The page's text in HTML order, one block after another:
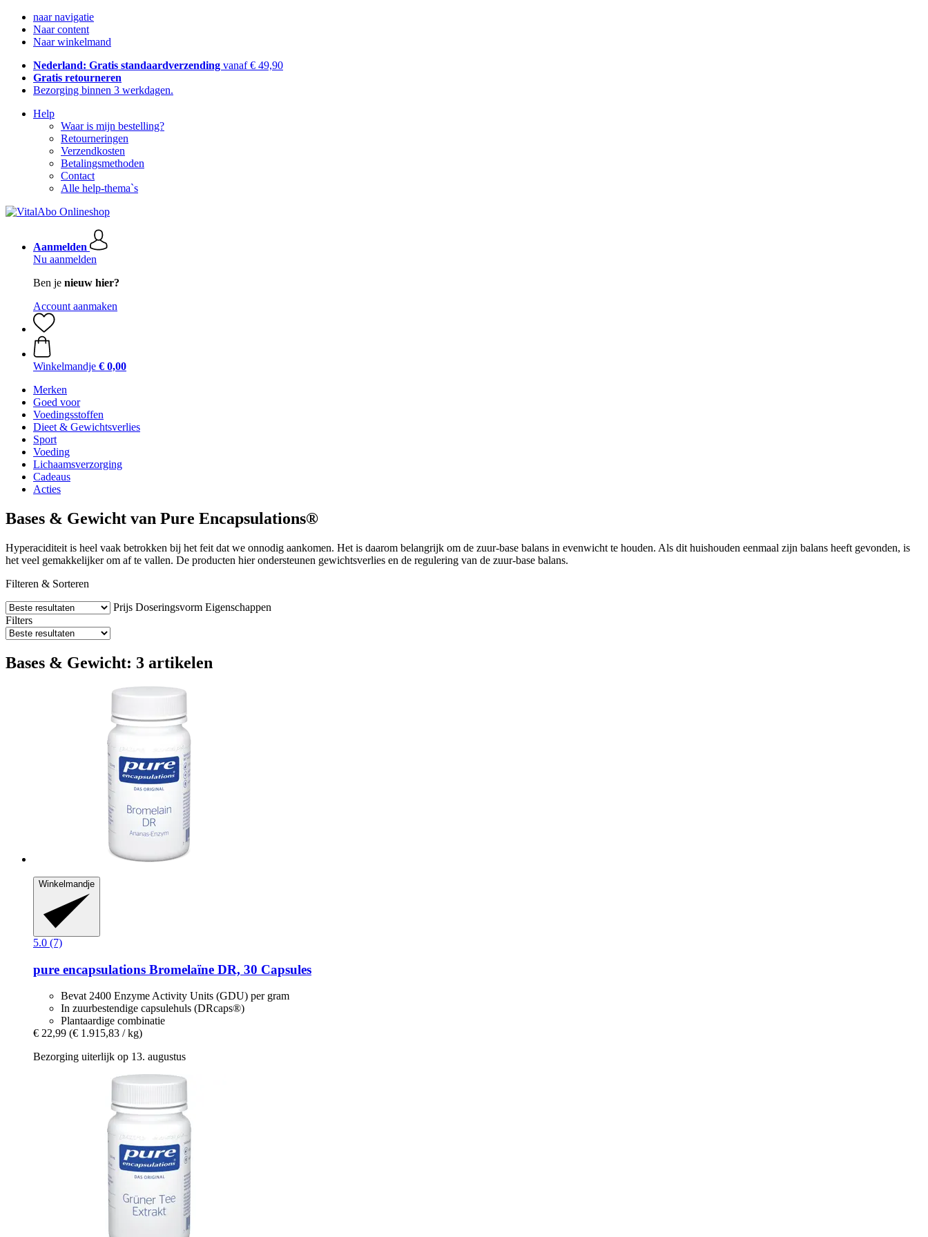
naar navigatie
Naar content
Naar winkelmand
Nederland: Gratis standaardverzending vanaf € 49,90
Gratis retourneren
Bezorging binnen 3 werkdagen.
Help
Waar is mijn bestelling?
Retourneringen
Verzendkosten
Betalingsmethoden
Contact
Alle help-thema`s
Aanmelden
Nu aanmelden
Ben je nieuw hier?
Account aanmaken
Winkelmandje € 0,00
Merken
Goed voor
Voedingsstoffen
Dieet & Gewichtsverlies
Sport
Voeding
Lichaamsverzorging
Cadeaus
Acties
Bases & Gewicht van Pure Encapsulations®
Hyperaciditeit is heel vaak betrokken bij het feit dat we onnodig aankomen. Het is daarom belangrijk om de zuur-base balans in evenwicht te houden. Als dit huishouden eenmaal zijn balans heeft gevonden, is
het veel gemakkelijker om af te vallen. De producten hier ondersteunen gewichtsverlies en de regulering van de zuur-base balans.
Filteren & Sorteren
Prijs Doseringsvorm Eigenschappen
Filters
Bases & Gewicht: 3 artikelen
Winkelmandje
5.0 (7)
pure encapsulations Bromelaïne DR, 30 Capsules
Bevat 2400 Enzyme Activity Units (GDU) per gram
In zuurbestendige capsulehuls (DRcaps®)
Plantaardige combinatie
€ 22,99 (€ 1.915,83 / kg)
Bezorging uiterlijk op 13. augustus